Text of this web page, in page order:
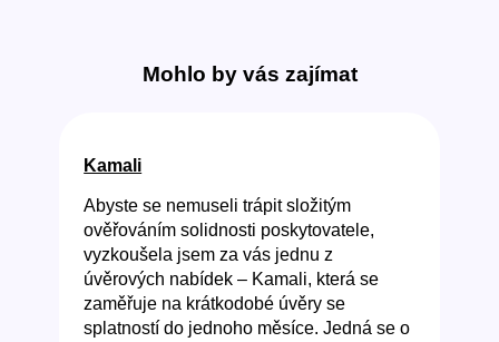
Mohlo by vás zajímat
Kamali
Abyste se nemuseli trápit složitým
ověřováním solidnosti poskytovatele,
vyzkoušela jsem za vás jednu z
úvěrových nabídek – Kamali, která se
zaměřuje na krátkodobé úvěry se
splatností do jednoho měsíce. Jedná se o